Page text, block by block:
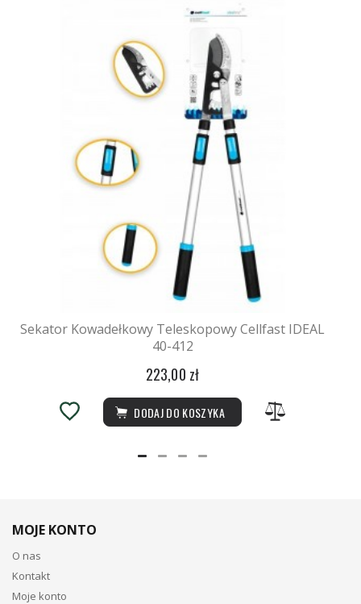
Sekator Kowadełkowy Teleskopowy Cellfast IDEAL
40-412
223,00 zł
DODAJ DO KOSZYKA
MOJE KONTO
O nas
Kontakt
Moje konto